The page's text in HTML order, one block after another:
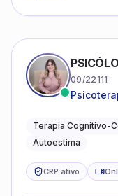
09/22111
o
Terapia Cognitivo-
Autoestima
CRP ativo